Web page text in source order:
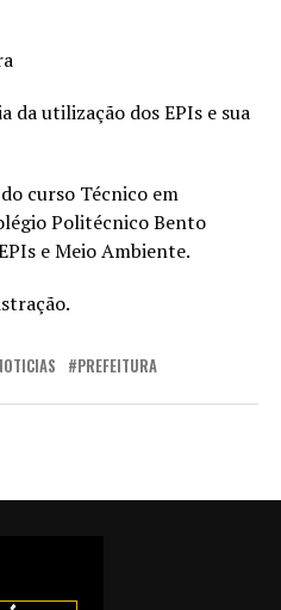
utilização dos EPIs e sua
curso Técnico em
Politécnico Bento
e Meio Ambiente.
PREFEITURA